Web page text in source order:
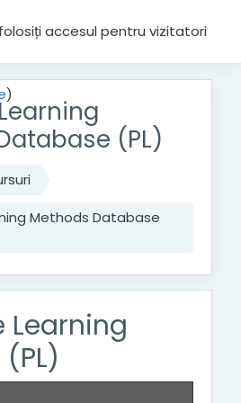
accesul pentru vizitatori
)
(PL)
Methods Database
Learning